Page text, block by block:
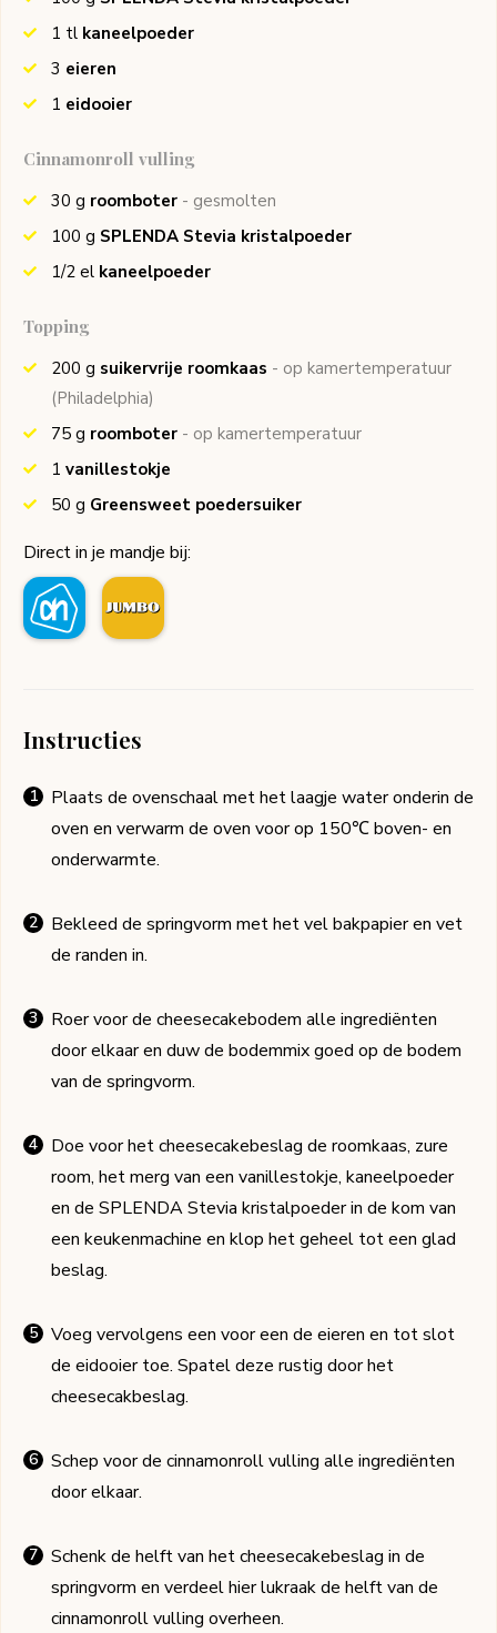
1 tl kaneelpoeder
3 eieren
1 eidooier
Cinnamonroll vulling
30 g roomboter - gesmolten
100 g SPLENDA Stevia kristalpoeder
1/2 el kaneelpoeder
Topping
200 g suikervrije roomkaas - op kamertemperatuur
(Philadelphia)
75 g roomboter - op kamertemperatuur
1 vanillestokje
50 g Greensweet poedersuiker
Direct in je mandje bij:
Instructies
Plaats de ovenschaal met het laagje water onderin de
oven en verwarm de oven voor op 150℃ boven- en
onderwarmte.
Bekleed de springvorm met het vel bakpapier en vet
de randen in.
Roer voor de cheesecakebodem alle ingrediënten
door elkaar en duw de bodemmix goed op de bodem
van de springvorm.
Doe voor het cheesecakebeslag de roomkaas, zure
room, het merg van een vanillestokje, kaneelpoeder
en de SPLENDA Stevia kristalpoeder in de kom van
een keukenmachine en klop het geheel tot een glad
beslag.
Voeg vervolgens een voor een de eieren en tot slot
de eidooier toe. Spatel deze rustig door het
cheesecakbeslag.
Schep voor de cinnamonroll vulling alle ingrediënten
door elkaar.
Schenk de helft van het cheesecakebeslag in de
springvorm en verdeel hier lukraak de helft van de
cinnamonroll vulling overheen.